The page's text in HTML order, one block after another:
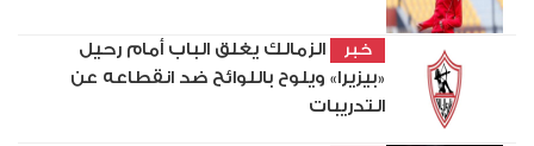
خبر
الزمالك يغلق الباب أمام رحيل
«بيزيرا» ويلوح باللوائح ضد انقطاعه عن
التدريبات